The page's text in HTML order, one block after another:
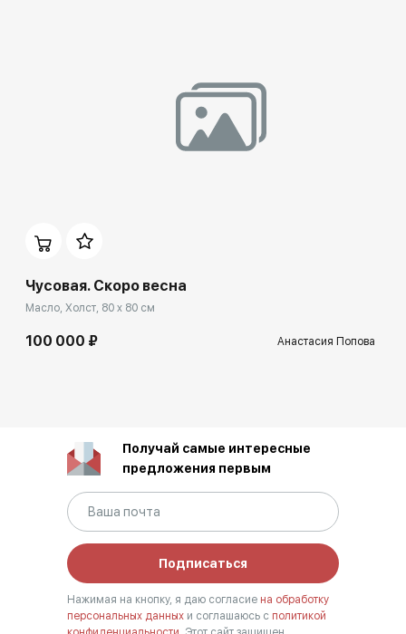
Чусовая. Скоро весна
Масло, Холст, 80 x 80 см
100 000 ₽ Анастасия Попова
Получай самые интересные
предложения первым
Подписаться
Нажимая на кнопку, я даю согласие на обработку
персональных данных и соглашаюсь с политикой